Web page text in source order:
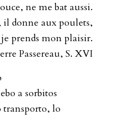
ne me bat aussi.
donne aux poulets,
je prends mon plaisir.
Passereau, S. XVI
a sorbitos
transporto, lo